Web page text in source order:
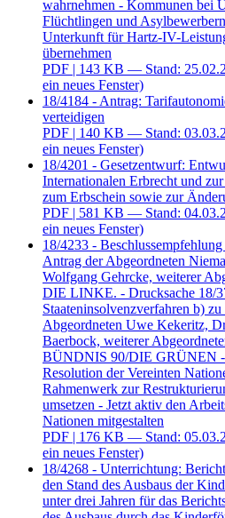
wahrnehmen - Kommunen bei
Flüchtlingen und
Unterkunft für Hartz-IV-
übernehmen
PDF | 143 KB — Stand:
ein neues Fenster)
18/4184 - Antrag:
verteidigen
PDF | 140 KB — Stand:
ein neues Fenster)
18/4201 - Gesetzentwurf:
Internationalen Erbrecht und
zum Erbschein sowie zur
PDF | 581 KB — Stand:
ein neues Fenster)
18/4233 -
Antrag der Abgeordneten
Wolfgang Gehrcke, weiterer
DIE LINKE. - Drucksache 18/
Staateninsolvenzverfahren b)
Abgeordneten Uwe Kekeritz,
Baerbock, weiterer
BÜNDNIS 90/DIE GRÜNEN -
Resolution der Vereinten
Rahmenwerk zur
umsetzen - Jetzt aktiv den
Nationen mitgestalten
PDF | 176 KB — Stand:
ein neues Fenster)
18/4268 - Unterrichtung:
den Stand des Ausbaus der
unter drei Jahren für das